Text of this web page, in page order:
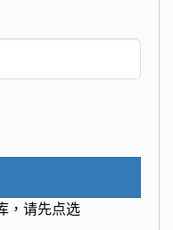
，请先点选